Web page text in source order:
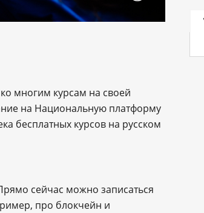
многим курсам на своей
на Национальную платформу
бесплатных курсов на русском
сейчас можно записаться
про блокчейн и